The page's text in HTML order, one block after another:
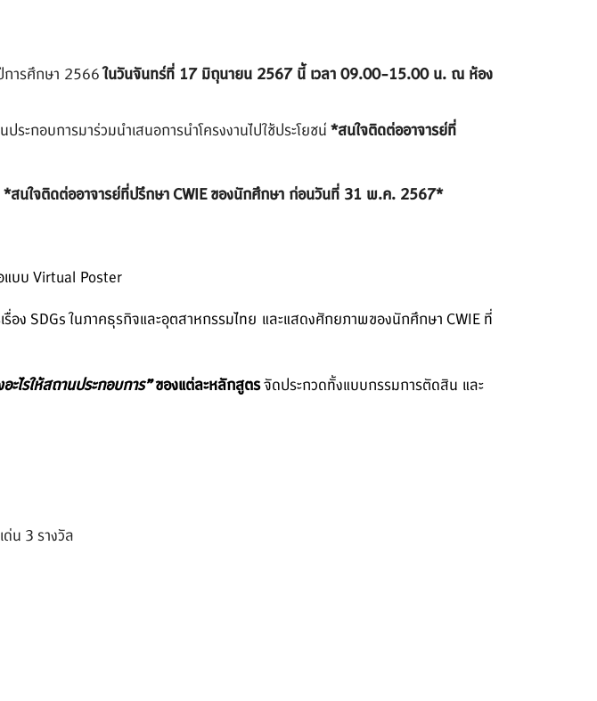
การศึกษา 2566ในวันจันทร์ที่ 17 มิถุนายน 2567 นี้ เวลา 09.00-15.00 น. ณ ห้อง
ประกอบการมาร่วมนำเสนอการนำโครงงานไปใช้ประโยชน์*สนใจติดต่ออาจารย์ที่
*สนใจติดต่ออาจารย์ที่ปรึกษาCWIE ของนักศึกษา ก่อนวันที่ 31 พ.ค. 2567*
แบบ Virtual Poster
เรื่อง SDGs ในภาคธุรกิจและอุตสาหกรรมไทย และแสดงศักยภาพของนักศึกษา CWIE ที่
ไรให้สถานประกอบการ”ของแต่ละหลักสูตรจัดประกวดทั้งแบบกรรมการตัดสิน และ
น 3 รางวัล